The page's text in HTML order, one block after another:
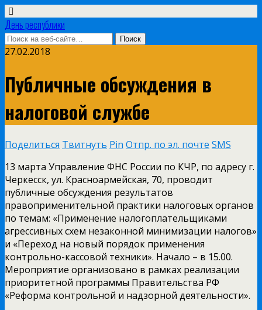
День республики
27.02.2018
Публичные обсуждения в
налоговой службе
Поделиться Твитнуть Pin Отпр. по эл. почте SMS
13 марта Управление ФНС России по КЧР, по адресу г.
Черкесск, ул. Красноармейская, 70, проводит
публичные обсуждения результатов
правоприменительной практики налоговых органов
по темам: «Применение налогоплательщиками
агрессивных схем незаконной минимизации налогов»
и «Переход на новый порядок применения
контрольно-кассовой техники». Начало – в 15.00.
Мероприятие организовано в рамках реализации
приоритетной программы Правительства РФ
«Реформа контрольной и надзорной деятельности».